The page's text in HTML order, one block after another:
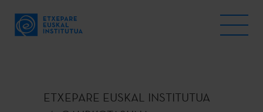
ETXEPARE EUSKAL INSTITUTUA